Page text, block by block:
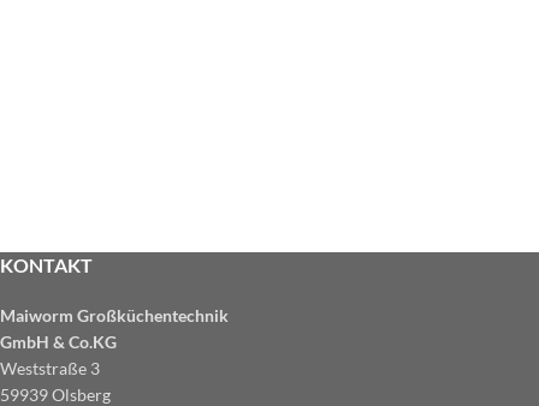
KONTAKT
Maiworm Großküchentechnik
GmbH & Co.KG
Weststraße 3
59939 Olsberg